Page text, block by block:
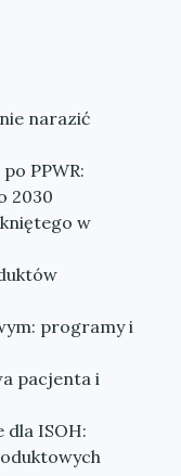
narazić
PPWR:
2030
w
programy i
pacjenta i
ISOH: